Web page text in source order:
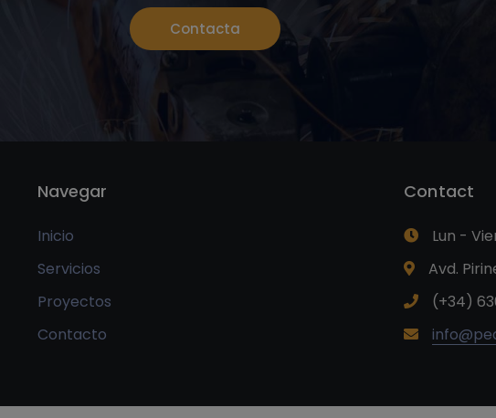
Contacta
Navegar
Inicio
Servicios
Proyectos
Contacto
Contact
Lun -
Avd.
(+34)